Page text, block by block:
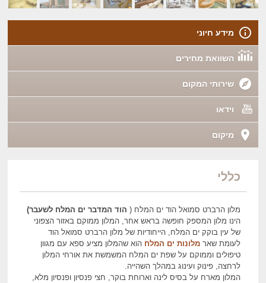
מידע חיוני
השוואת מחירים
שירותי המקום
וידאו
מיקום
כללי
מלון הרברט סמואל הוד ים המלח ( הוד המדבר ים המלח לשעבר)
הינו מלון המספק חופשה בראש אחר, המלון ממוקם באזור הצפוני
של עין בוקק ים המלח, הייחודיות של מלון הרברט סמואל הוד
לעומת שארמלונות ים המלח הוא שהמלון מציע ספא עם מגוון
טיפולים וממוקם על שפת ים המלח המשמשת את אורחי המלון
לרחצה, פינוק ועינוג במהלך השהייה.
המלון מארח על בסיס לינה וארוחת בוקר, חצי פנסיון ופנסיון מלא,